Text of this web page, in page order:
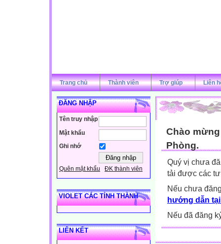
Trang chủ Thành viên Trợ giúp Liên
ĐĂNG NHẬP
Tên truy nhập
Mật khẩu
Ghi nhớ
Quên mật khẩu ĐK thành viên
VIOLET CÁC TỈNH THÀNH
LIÊN KẾT
Chào
Phòng.
Quý vị chưa
tải được các
Nếu chưa
hướng dẫn
Nếu đã đăng